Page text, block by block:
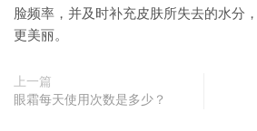
脸频率，并及时补充皮肤所失去的水分
更美丽。
上一篇
眼霜每天使用次数是多少？